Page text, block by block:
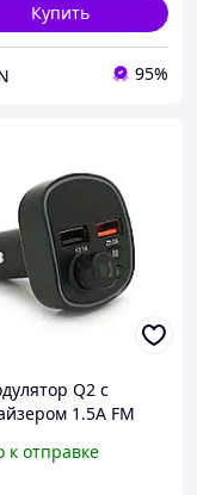
Купить
95%
Q2 с
1.5A FM
к отправке